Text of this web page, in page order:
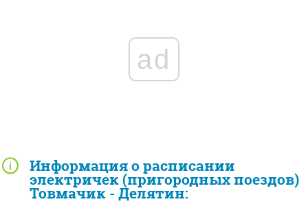
Информация о расписании
электричек (пригородных поездов)
Товмачик - Делятин:
ad